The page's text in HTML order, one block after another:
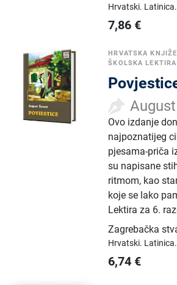
Hrvatski.
7,86 €
HRVATSKA
ŠKOLSKA LEKTIRA
Ovo izdanje
najpoznatijeg
pjesama-priča
su napisane
ritmom, kao
koje se lako
Lektira za 6.
Zagrebačka
Hrvatski.
6,74 €